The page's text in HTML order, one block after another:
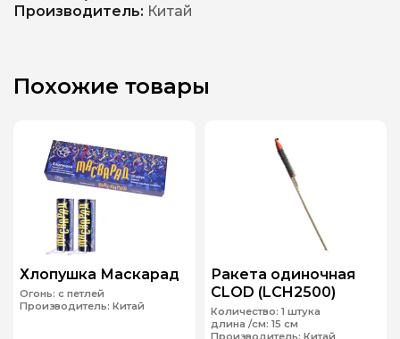
Производитель: Китай
Похожие товары
Хлопушка Маскарад
Огонь: с петлей
Производитель: Китай
Ракета одиночная
CLOD (LCH2500)
Количество: 1 штука
длина /см: 15 см